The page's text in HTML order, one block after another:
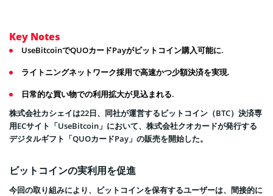
Key Notes
UseBitcoinでQUOカードPayがビットコイン購入可能に.
ライトニングネットワーク採用で高速かつ少額決済を実現.
日常的な買い物での利用拡大が見込まれる.
株式会社カシェイは22日、同社が運営するビットコイン（BTC）決済専
用ECサイト「UseBitcoin」において、株式会社クオカードが発行する
デジタルギフト「QUOカードPay」の販売を開始した。
ビットコインの実利用を促進
今回の取り組みにより、ビットコインを保有するユーザーは、間接的に